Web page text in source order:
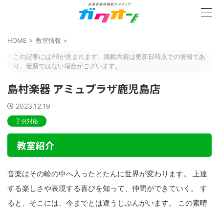
HOME > 教室情報 >
この記事にはPRが含まれます。掲載内容は更新日時点での情報であ
り、最新ではない場合がございます。
島村楽器 アミュプラザ鹿児島店
2023.12.19
子供対応
教室紹介
音楽はその輪の中へ入ったとたんに世界が変わります。 上達
する楽しさや表現する喜びを知って、仲間ができていく。 す
ると、そこには、今までとは違うじぶんがいます。 この素晴